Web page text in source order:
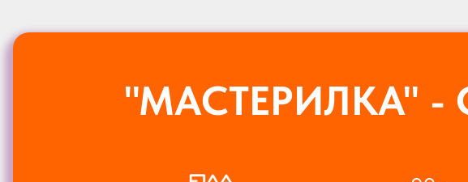
"МАСТЕРИЛКА"